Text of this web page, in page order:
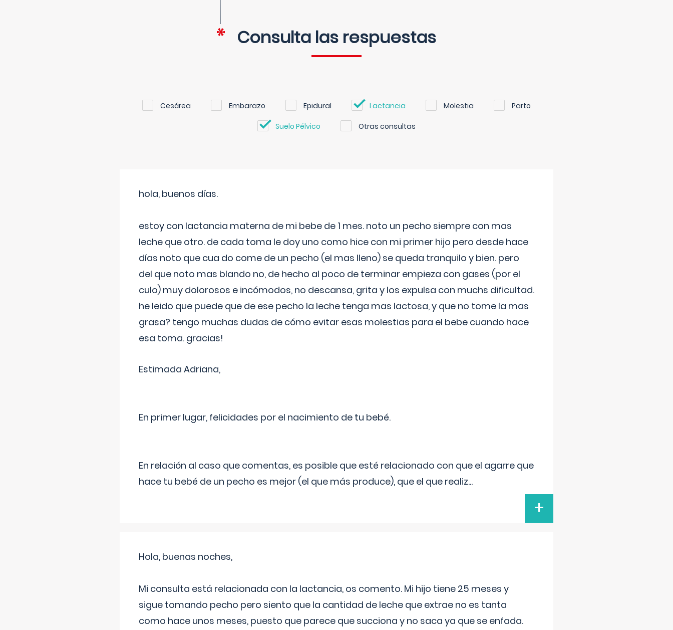
Consulta las respuestas
Cesárea Embarazo Epidural Lactancia Molestia Parto
Suelo Pélvico Otras consultas
hola, buenos días.
estoy con lactancia materna de mi bebe de 1 mes. noto un pecho siempre con mas
leche que otro. de cada toma le doy uno como hice con mi primer hijo pero desde hace
días noto que cua do come de un pecho (el mas lleno) se queda tranquilo y bien. pero
del que noto mas blando no, de hecho al poco de terminar empieza con gases (por el
culo) muy dolorosos e incómodos, no descansa, grita y los expulsa con muchs dificultad.
he leido que puede que de ese pecho la leche tenga mas lactosa, y que no tome la mas
grasa? tengo muchas dudas de cómo evitar esas molestias para el bebe cuando hace
esa toma. gracias!
Estimada Adriana,
En primer lugar, felicidades por el nacimiento de tu bebé.
En relación al caso que comentas, es posible que esté relacionado con que el agarre que
hace tu bebé de un pecho es mejor (el que más produce), que el que realiz...
+
Hola, buenas noches,
Mi consulta está relacionada con la lactancia, os comento. Mi hijo tiene 25 meses y
sigue tomando pecho pero siento que la cantidad de leche que extrae no es tanta
como hace unos meses, puesto que parece que succiona y no saca ya que se enfada.